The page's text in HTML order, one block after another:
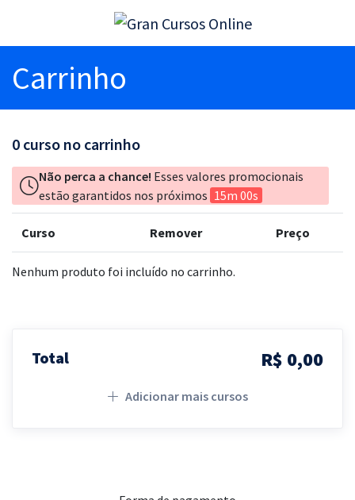
Carrinho
0 curso no carrinho
Não perca a chance! Esses valores promocionais
estão garantidos nos próximos 15m 00s
Curso Remover Preço
Nenhum produto foi incluído no carrinho.
Total R$ 0,00
Adicionar mais cursos